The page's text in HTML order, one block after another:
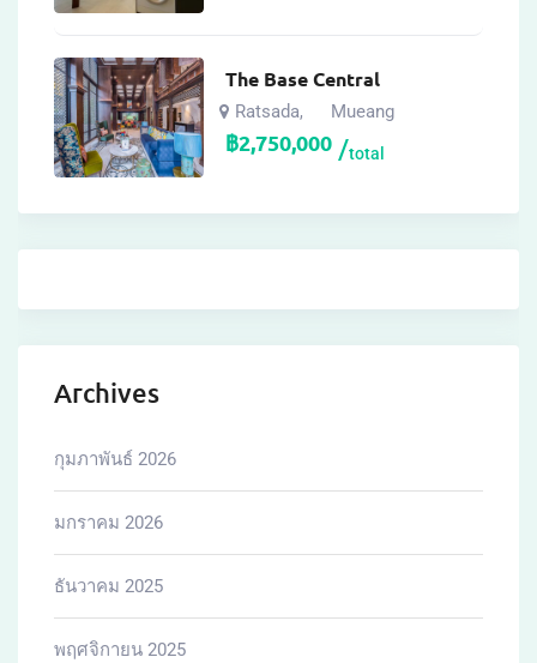
The Base Central
Ratsada, Mueang
฿2,750,000 total
Archives
กุมภาพันธ์ 2026
มกราคม 2026
ธันวาคม 2025
พฤศจิกายน 2025